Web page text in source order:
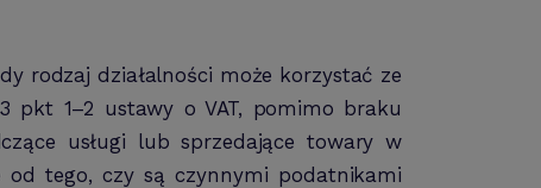
rodzaj działalności może korzystać ze
pkt 1–2 ustawy o VAT, pomimo braku
usługi lub sprzedające towary w
od tego, czy są czynnymi podatnikami